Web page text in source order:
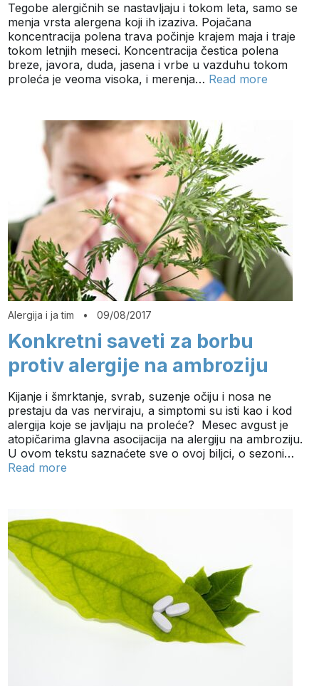
Tegobe alergičnih se nastavljaju i tokom leta, samo se
menja vrsta alergena koji ih izaziva. Pojačana
koncentracija polena trava počinje krajem maja i traje
tokom letnjih meseci. Koncentracija čestica polena
breze, javora, duda, jasena i vrbe u vazduhu tokom
proleća je veoma visoka, i merenja… Read more
Alergija i ja tim •09/08/2017
Konkretni saveti za borbu
protiv alergije na ambroziju
Kijanje i šmrktanje, svrab, suzenje očiju i nosa ne
prestaju da vas nerviraju, a simptomi su isti kao i kod
alergija koje se javljaju na proleće? Mesec avgust je
atopičarima glavna asocijacija na alergiju na ambroziju.
U ovom tekstu saznaćete sve o ovoj biljci, o sezoni…
Read more